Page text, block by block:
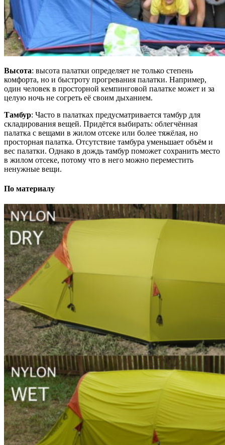
Высота: высота палатки определяет не только степень
комфорта, но и быстроту прогревания палатки. Например,
один человек в просторной кемпинговой палатке может и за
целую ночь не согреть её своим дыханием.
Тамбур: Часто в палатках предусматривается тамбур для
складирования вещей. Придётся выбирать: облегчённая
палатка с вещами в жилом отсеке или более тяжёлая, но
просторная палатка. Отсутствие тамбура уменьшает объём и
вес палатки. Однако в дождь тамбур поможет сохранить место
в жилом отсеке, потому что в него можно переместить
ненужные вещи.
По материалу